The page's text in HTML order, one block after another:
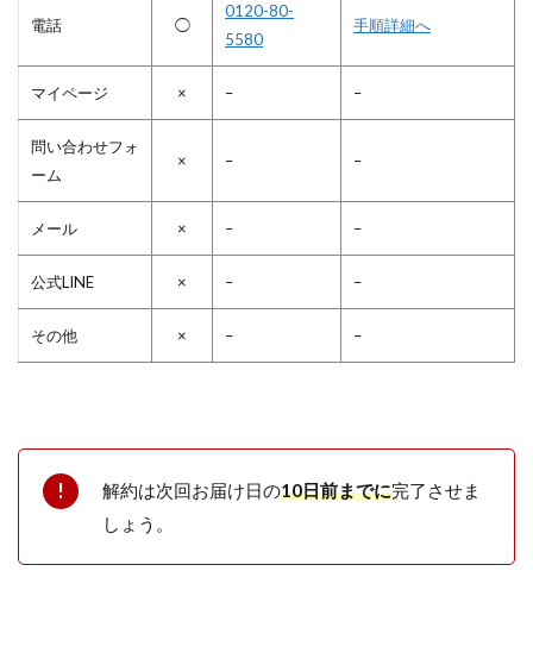
電話 ◯
0120-80-
5580
手順詳細へ
マイページ × – –
問い合わせフォ
ーム
× – –
メール × – –
公式LINE × – –
その他 × – –
解約は次回お届け日の10日前までに完了させま
しょう。